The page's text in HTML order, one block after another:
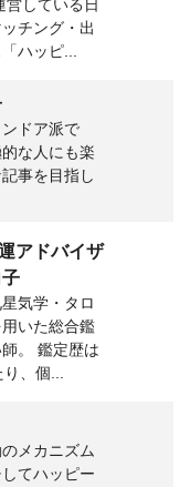
営している日
チング・出
ハッピ...
ドア派で
な人にも楽
事を目指し
アドバイザ
気学・タロ
いた総合鑑
。 鑑定歴は
、個...
メカニズム
てハッピー